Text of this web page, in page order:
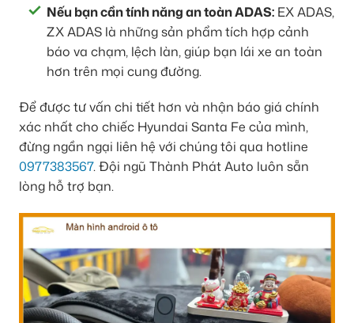
Nếu bạn cần tính năng an toàn ADAS: EX ADAS,
ZX ADAS là những sản phẩm tích hợp cảnh
báo va chạm, lệch làn, giúp bạn lái xe an toàn
hơn trên mọi cung đường.
Để được tư vấn chi tiết hơn và nhận báo giá chính
xác nhất cho chiếc Hyundai Santa Fe của mình,
đừng ngần ngại liên hệ với chúng tôi qua hotline
0977383567. Đội ngũ Thành Phát Auto luôn sẵn
lòng hỗ trợ bạn.